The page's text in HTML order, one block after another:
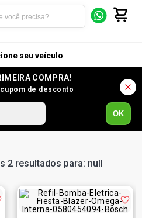
seu veículo
COMPRA!
de desconto
OK
2 resultados para: null